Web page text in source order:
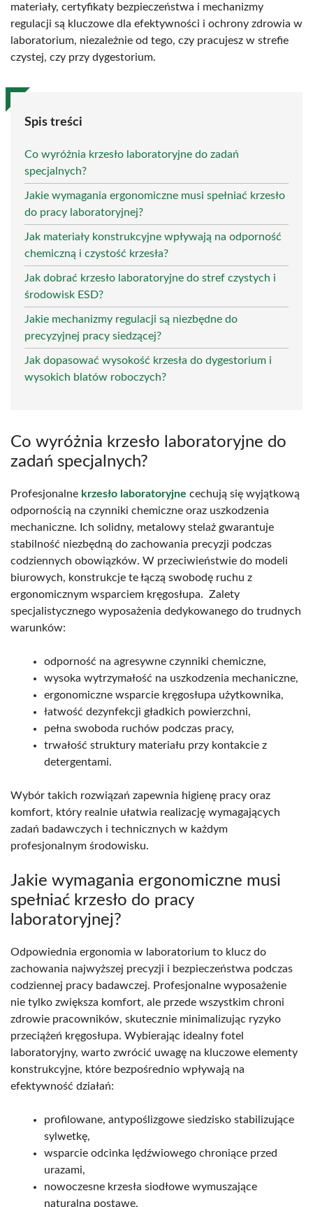
materiały, certyfikaty bezpieczeństwa i mechanizmy
regulacji są kluczowe dla efektywności i ochrony zdrowia w
laboratorium, niezależnie od tego, czy pracujesz w strefie
czystej, czy przy dygestorium.
Spis treści
Co wyróżnia krzesło laboratoryjne do zadań
specjalnych?
Jakie wymagania ergonomiczne musi spełniać krzesło
do pracy laboratoryjnej?
Jak materiały konstrukcyjne wpływają na odporność
chemiczną i czystość krzesła?
Jak dobrać krzesło laboratoryjne do stref czystych i
środowisk ESD?
Jakie mechanizmy regulacji są niezbędne do
precyzyjnej pracy siedzącej?
Jak dopasować wysokość krzesła do dygestorium i
wysokich blatów roboczych?
Co wyróżnia krzesło laboratoryjne do
zadań specjalnych?
Profesjonalne krzesło laboratoryjne cechują się wyjątkową
odpornością na czynniki chemiczne oraz uszkodzenia
mechaniczne. Ich solidny, metalowy stelaż gwarantuje
stabilność niezbędną do zachowania precyzji podczas
codziennych obowiązków. W przeciwieństwie do modeli
biurowych, konstrukcje te łączą swobodę ruchu z
ergonomicznym wsparciem kręgosłupa. Zalety
specjalistycznego wyposażenia dedykowanego do trudnych
warunków:
odporność na agresywne czynniki chemiczne,
wysoka wytrzymałość na uszkodzenia mechaniczne,
ergonomiczne wsparcie kręgosłupa użytkownika,
łatwość dezynfekcji gładkich powierzchni,
pełna swoboda ruchów podczas pracy,
trwałość struktury materiału przy kontakcie z
detergentami.
Wybór takich rozwiązań zapewnia higienę pracy oraz
komfort, który realnie ułatwia realizację wymagających
zadań badawczych i technicznych w każdym
profesjonalnym środowisku.
Jakie wymagania ergonomiczne musi
spełniać krzesło do pracy
laboratoryjnej?
Odpowiednia ergonomia w laboratorium to klucz do
zachowania najwyższej precyzji i bezpieczeństwa podczas
codziennej pracy badawczej. Profesjonalne wyposażenie
nie tylko zwiększa komfort, ale przede wszystkim chroni
zdrowie pracowników, skutecznie minimalizując ryzyko
przeciążeń kręgosłupa. Wybierając idealny fotel
laboratoryjny, warto zwrócić uwagę na kluczowe elementy
konstrukcyjne, które bezpośrednio wpływają na
efektywność działań:
profilowane, antypoślizgowe siedzisko stabilizujące
sylwetkę,
wsparcie odcinka lędźwiowego chroniące przed
urazami,
nowoczesne krzesła siodłowe wymuszające
naturalną postawę,